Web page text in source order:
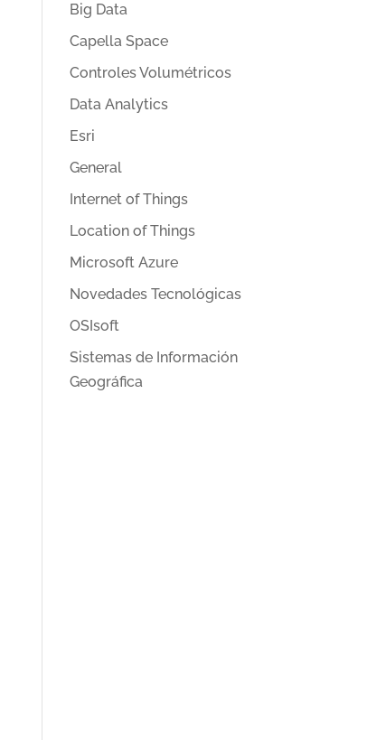
Big Data
Capella Space
Controles Volumétricos
Data Analytics
Esri
General
Internet of Things
Location of Things
Microsoft Azure
Novedades Tecnológicas
OSIsoft
Sistemas de Información
Geográfica